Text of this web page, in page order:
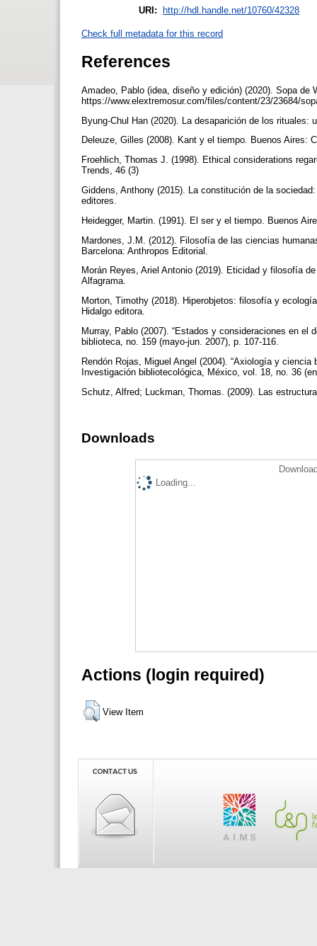
URI:
http://hdl.handle.net/10760/42328
Check full metadata for this record
References
Amadeo, Pablo (idea, diseño y edición) (2020). Sopa de
https://www.elextremosur.com/files/content/23/23684/
Byung-Chul Han (2020). La desaparición de los
Deleuze, Gilles (2008). Kant y el tiempo. Buenos Aires:
Froehlich, Thomas J. (1998). Ethical considerations
Trends, 46 (3)
Giddens, Anthony (2015). La constitución de la
editores.
Heidegger, Martin. (1991). El ser y el tiempo. Buenos
Mardones, J.M. (2012). Filosofía de las ciencias
Barcelona: Anthropos Editorial.
Morán Reyes, Ariel Antonio (2019). Eticidad y filosofía
Alfagrama.
Morton, Timothy (2018). Hiperobjetos: filosofía y
Hidalgo editora.
Murray, Pablo (2007). “Estados y consideraciones en el
biblioteca, no. 159 (mayo-jun. 2007), p. 107-116.
Rendón Rojas, Miguel Angel (2004). “Axiología y
Investigación bibliotecológica, México, vol. 18, no. 36
Schutz, Alfred; Luckman, Thomas. (2009). Las
Downloads
Loading...
Actions (login required)
View Item